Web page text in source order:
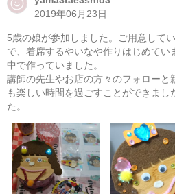
2019年06月23日
5歳の娘が参加しました。ご用意して
で、着席するやいなや作りはじめてい
中で作っていました。
講師の先生やお店の方々のフォローと
も楽しい時間を過ごすことができまし
た。